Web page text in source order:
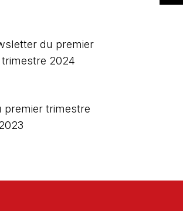
du premier
trimestre 2024
premier trimestre